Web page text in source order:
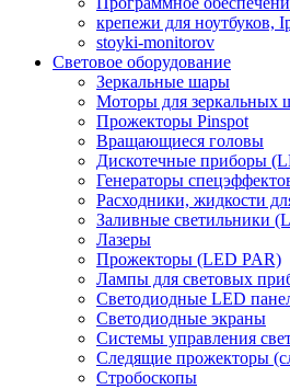
крепежи для ноутбуков,
stoyki-monitorov
Световое оборудование
Зеркальные шары
Моторы для зеркальных
Прожекторы Pinspot
Вращающиеся головы
Дискотечные приборы
Генераторы
Расходники, жидкости
Заливные светильники
Лазеры
Прожекторы (LED PAR)
Лампы для световых
Светодиодные LED
Светодиодные экраны
Системы управления
Следящие прожекторы
Стробоскопы